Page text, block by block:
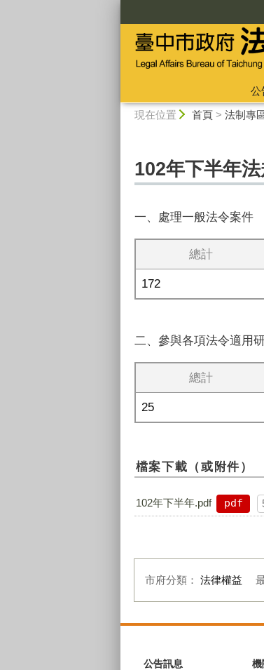
公
現在位置 首頁> 法制專
102年下半年
一、處理一般法令案件
總計
172
二、參與各項法令適用
總計
25
檔案下載（或附件）
102年下半年.pdf pdf
市府分類： 法律權益
公告訊息 機